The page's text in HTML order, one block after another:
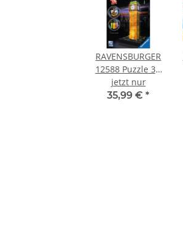
RAVENSBURGER
12588 Puzzle 3D
Big Ben Night
Edition 216 Teile
jetzt nur
35,99 € *